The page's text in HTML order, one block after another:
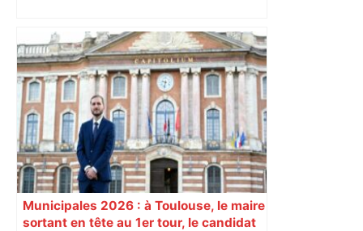
Alliance PS/LFI à Toulouse : Marc
Sztulman claque la porte – RMC
Municipales 2026 : à Toulouse, le maire
sortant en tête au 1er tour, le candidat